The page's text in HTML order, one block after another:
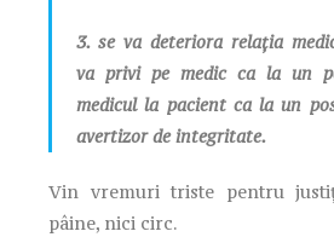
3. se va deteriora relația
va privi pe medic ca la un
medicul la pacient ca la un
avertizor de integritate.
Vin vremuri triste pentru
pâine, nici circ.